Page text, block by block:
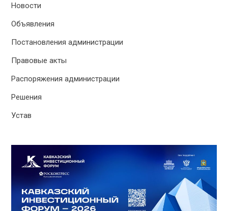
Новости
Объявления
Постановления администрации
Правовые акты
Распоряжения администрации
Решения
Устав